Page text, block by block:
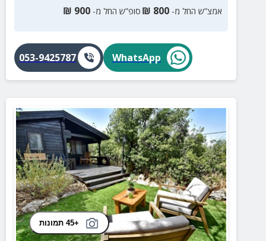
אמצ”ש החל מ- 800
₪ סופ”ש החל מ- 900
₪
WhatsApp
053-9425787
+45 תמונות